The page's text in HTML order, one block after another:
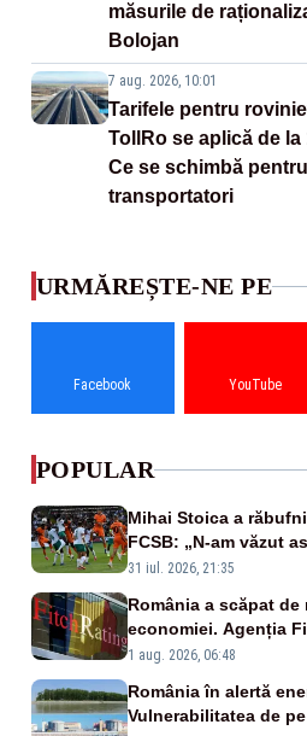
măsurile de
Bolojan
7 aug. 2026, 10:01
Tarifele pentru
TollRo se aplică de
Ce se schimbă
transportatori
URMĂREȘTE-NE PE
Facebook YouTube
POPULAR
Mihai Stoica a
FCSB: „N-am văzut
190 de meciuri
31 iul. 2026, 21:35
România a scăpat de
economiei. Agenția
„BBB-” cu
1 aug. 2026, 06:48
România în alertă
Vulnerabilitatea de